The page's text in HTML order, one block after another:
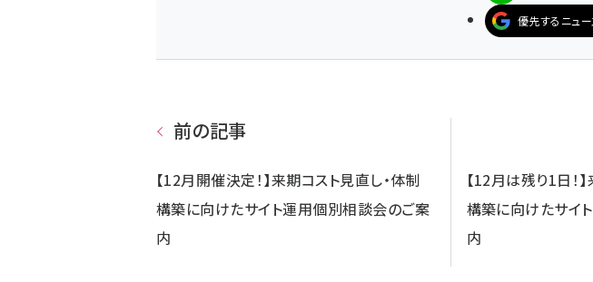
優先するニュ
前の記事
【12月開催決定！】来期コスト見直し・体制
構築に向けたサイト運用個別相談会のご案
内
【12月は残り1日！
構築に向けたサイ
内